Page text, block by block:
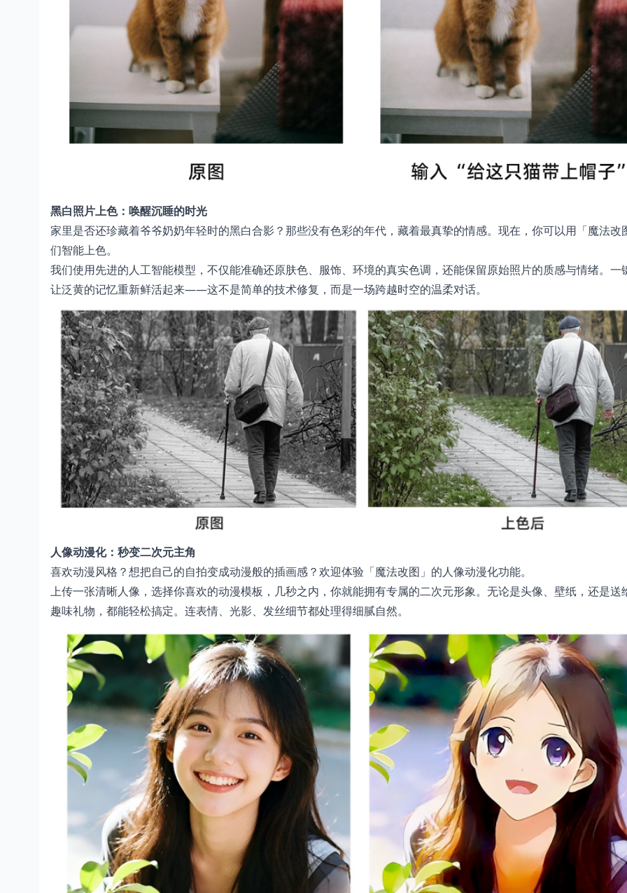
黑白照片上色：唤醒沉睡的时光
家里是否还珍藏着爷爷奶奶年轻时的黑白合影？那些没有色彩的年代，藏着最真挚的情感。现在，你可以用「魔法改
们智能上色。
我们使用先进的人工智能模型，不仅能准确还原肤色、服饰、环境的真实色调，还能保留原始照片的质感与情绪。一
让泛黄的记忆重新鲜活起来——这不是简单的技术修复，而是一场跨越时空的温柔对话。
人像动漫化：秒变二次元主角
喜欢动漫风格？想把自己的自拍变成动漫般的插画感？欢迎体验「魔法改图」的人像动漫化功能。
上传一张清晰人像，选择你喜欢的动漫模板，几秒之内，你就能拥有专属的二次元形象。无论是头像、壁纸，还是送
趣味礼物，都能轻松搞定。连表情、光影、发丝细节都处理得细腻自然。